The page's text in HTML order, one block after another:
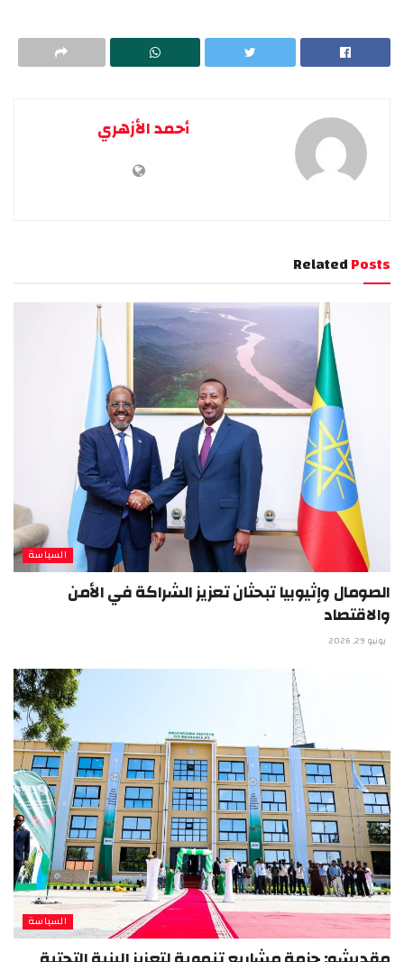
أحمد الأزهري
RelatedPosts
السياسة
الصومال وإثيوبيا تبحثان تعزيز الشراكة في الأمن
والاقتصاد
يونيو 29, 2026
السياسة